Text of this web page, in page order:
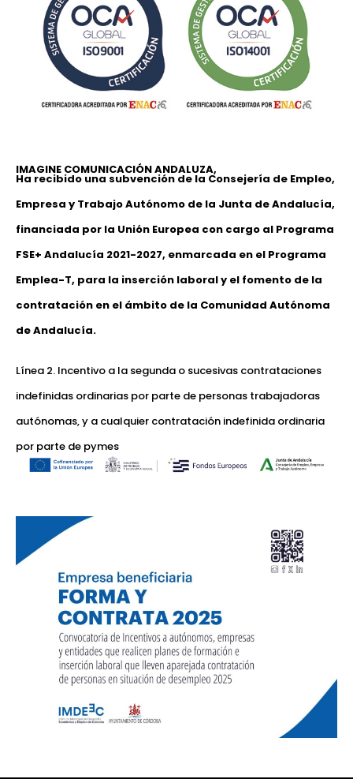
IMAGINE COMUNICACIÓN ANDALUZA,
Ha recibido una subvención de la Consejería de Empleo,
Empresa y Trabajo Autónomo de la Junta de Andalucía,
financiada por la Unión Europea con cargo al Programa
FSE+ Andalucía 2021-2027, enmarcada en el Programa
Emplea-T, para la inserción laboral y el fomento de la
contratación en el ámbito de la Comunidad Autónoma
de Andalucía.
Línea 2. Incentivo a la segunda o sucesivas contrataciones
indefinidas ordinarias por parte de personas trabajadoras
autónomas, y a cualquier contratación indefinida ordinaria
por parte de pymes